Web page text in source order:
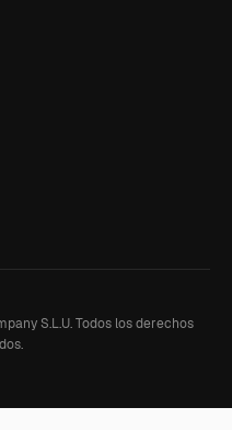
S.L.U.Todos los derechos
.